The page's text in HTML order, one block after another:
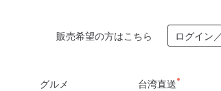
販売希望の方はこちら ログイン
グルメ 台湾直送